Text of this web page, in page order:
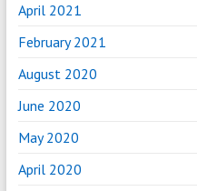
April 2021
February 2021
August 2020
June 2020
May 2020
April 2020